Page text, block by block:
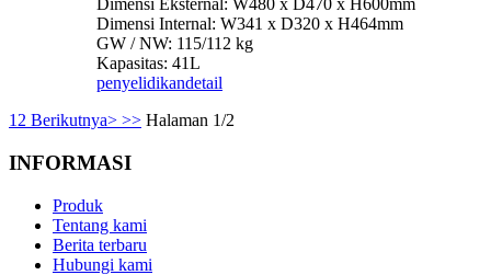
Dimensi Eksternal: W480 x D470 x H600mm
Dimensi Internal: W341 x D320 x H464mm
GW / NW: 115/112 kg
Kapasitas: 41L
penyelidikandetail
12 Berikutnya> >> Halaman 1/2
INFORMASI
Produk
Tentang kami
Berita terbaru
Hubungi kami